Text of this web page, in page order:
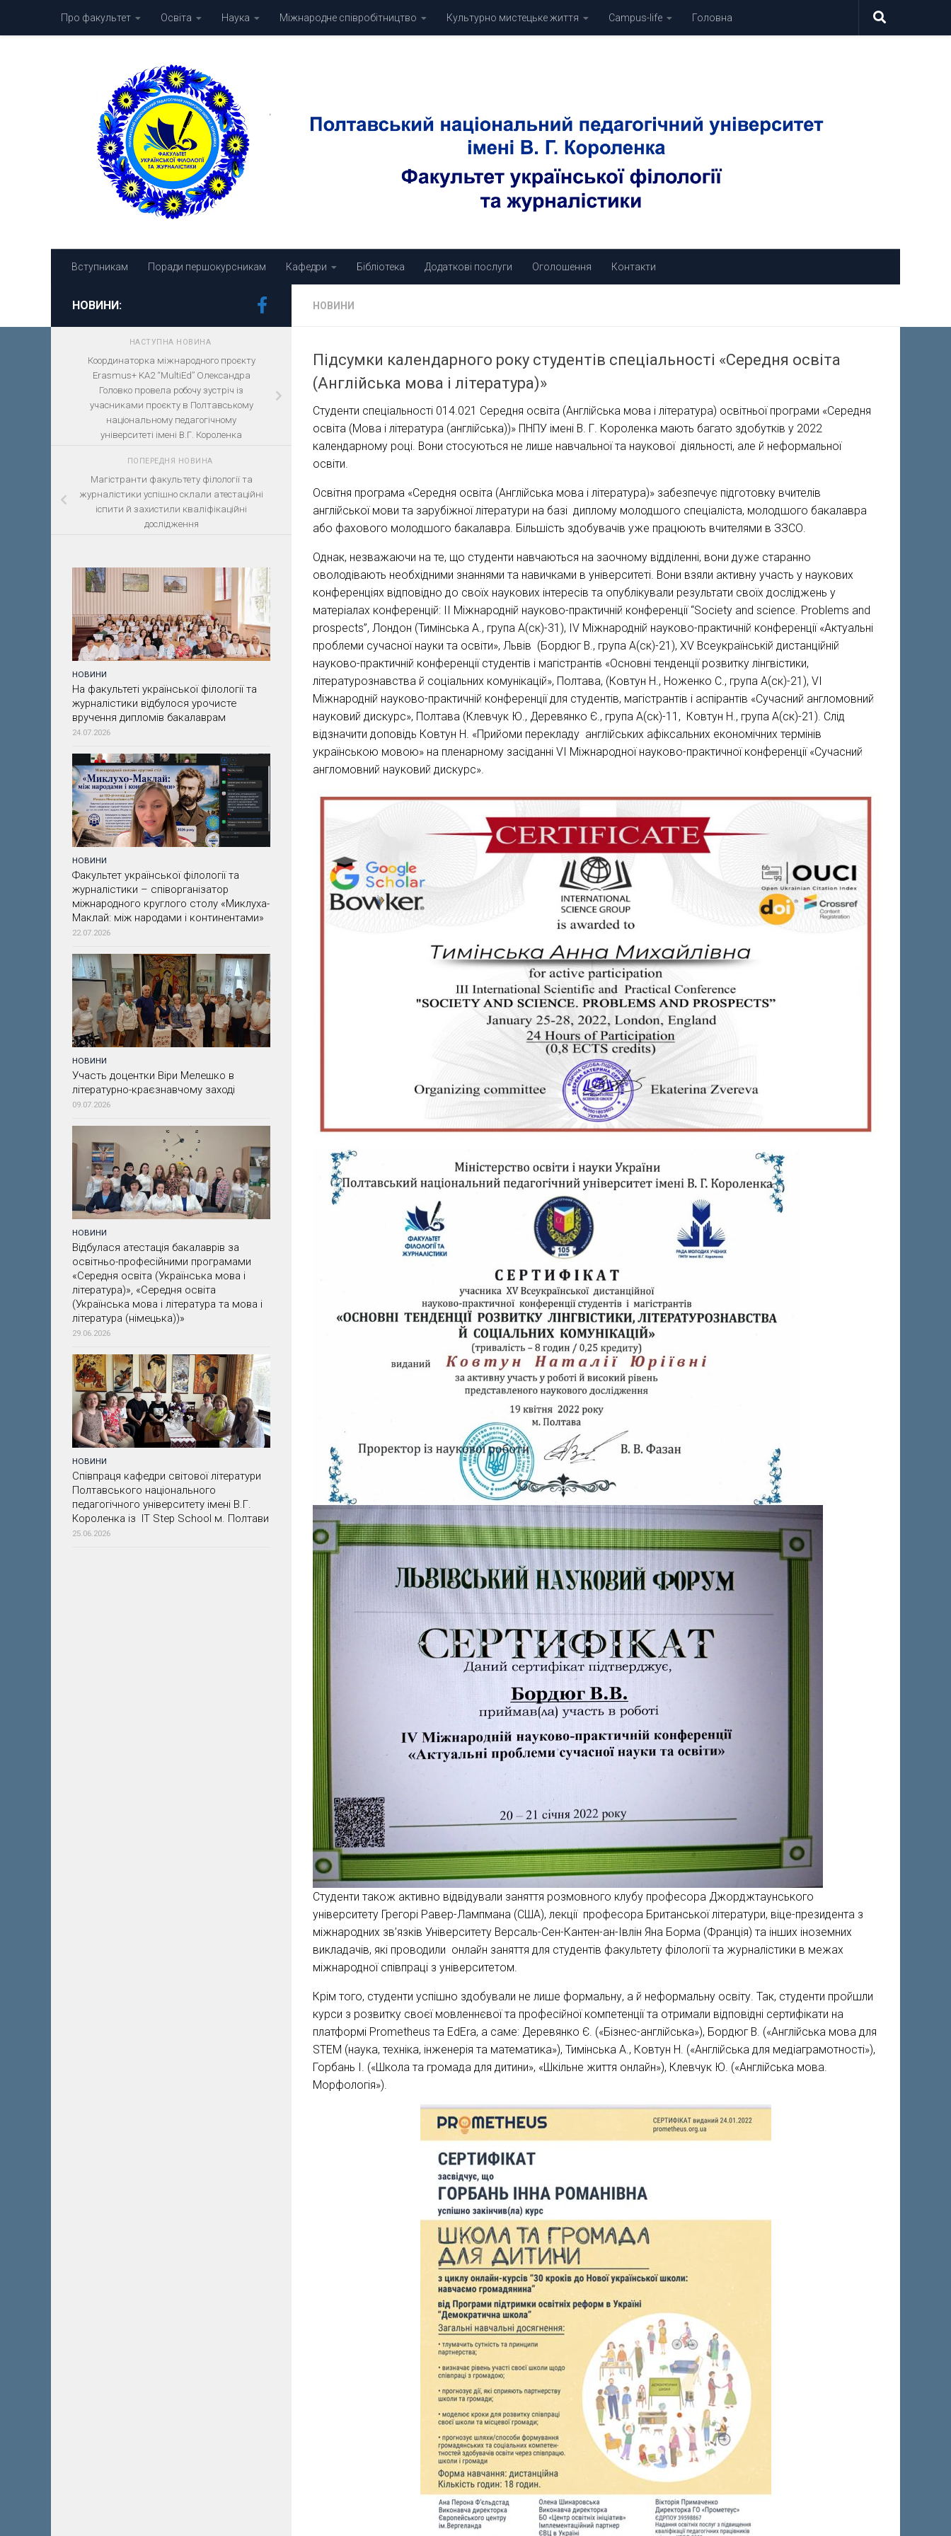
Skip to contentПро факультет Освіта Наука Міжнародне співробітництво Культурно мистецьке життя Campus-life Головна
Вступникам Поради першокурсникам Кафедри Бібліотека Додаткові послуги Оголошення Контакти
НОВИНИ
Підсумки календарного року студентів спеціальності «Середня освіта
(Англійська мова і література)»
Студенти спеціальності 014.021 Середня освіта (Англійська мова і література) освітньої програми «Середня
освіта (Мова і література (англійська))» ПНПУ імені В. Г. Короленка мають багато здобутків у 2022
календарному році. Вони стосуються не лише навчальної та наукової діяльності, але й неформальної
освіти.
Освітня програма «Середня освіта (Англійська мова і література)» забезпечує підготовку вчителів
англійської мови та зарубіжної літератури на базі диплому молодшого спеціаліста, молодшого бакалавра
або фахового молодшого бакалавра. Більшість здобувачів уже працюють вчителями в ЗЗСО.
Однак, незважаючи на те, що студенти навчаються на заочному відділенні, вони дуже старанно
оволодівають необхідними знаннями та навичками в університеті. Вони взяли активну участь у наукових
конференціях відповідно до своїх наукових інтересів та опублікували результати своїх досліджень у
матеріалах конференцій: II Міжнародній науково-практичній конференції “Society and science. Problems and
prospects”, Лондон (Тимінська А., група А(ск)-31), IV Міжнародній науково-практичній конференції «Актуальні
проблеми сучасної науки та освіти», Львів (Бордюг В., група А(ск)-21), ХV Всеукраїнській дистанційній
науково-практичній конференції студентів і магістрантів «Основні тенденції розвитку лінгвістики,
літературознавства й соціальних комунікацій», Полтава, (Ковтун Н., Ноженко С., група А(ск)-21), VІ
Міжнародній науково-практичній конференції для студентів, магістрантів і аспірантів «Сучасний англомовний
науковий дискурс», Полтава (Клевчук Ю., Деревянко Є., група А(ск)-11, Ковтун Н., група А(ск)-21). Слід
відзначити доповідь Ковтун Н. «Прийоми перекладу англійських афіксальних економічних термінів
українською мовою» на пленарному засіданні VІ Міжнародної науково-практичної конференції «Сучасний
англомовний науковий дискурс».
Студенти також активно відвідували заняття розмовного клубу професора Джорджтаунського
університету Грегорі Равер-Лампмана (США), лекції професора Британської літератури, віце-президента з
міжнародних зв’язків Університету Версаль-Сен-Кантен-ан-Івлін Яна Борма (Франція) та інших іноземних
викладачів, які проводили онлайн заняття для студентів факультету філології та журналістики в межах
міжнародної співпраці з університетом.
Крім того, студенти успішно здобували не лише формальну, а й неформальну освіту. Так, студенти пройшли
курси з розвитку своєї мовленнєвої та професійної компетенції та отримали відповідні сертифікати на
платформі Prometheus та EdEra, а саме: Деревянко Є. («Бізнес-англійська»), Бордюг В. («Англійська мова для
STEM (наука, техніка, інженерія та математика»), Тимінська А., Ковтун Н. («Англійська для медіаграмотності»),
Горбань І. («Школа та громада для дитини», «Шкільне життя онлайн»), Клевчук Ю. («Англійська мова.
Морфологія»).
НОВИНИ:
НАСТУПНА НОВИНА
Координаторка міжнародного проєкту
Erasmus+ KA2 “MultiEd” Олександра
Головко провела робочу зустріч із
учасниками проєкту в Полтавському
національному педагогічному
університеті імені В.Г. Короленка
ПОПЕРЕДНЯ НОВИНА
Магістранти факультету філології та
журналістики успішно склали атестаційні
іспити й захистили кваліфікаційні
дослідження
НОВИНИ
На факультеті української філології та
журналістики відбулося урочисте
вручення дипломів бакалаврам
24.07.2026
НОВИНИ
Факультет української філології та
журналістики – співорганізатор
міжнародного круглого столу «Миклуха-
Маклай: між народами і континентами»
22.07.2026
НОВИНИ
Участь доцентки Віри Мелешко в
літературно-краєзнавчому заході
09.07.2026
НОВИНИ
Відбулася атестація бакалаврів за
освітньо-професійними програмами
«Середня освіта (Українська мова і
література)», «Середня освіта
(Українська мова і література та мова і
література (німецька))»
29.06.2026
НОВИНИ
Співпраця кафедри світової літератури
Полтавського національного
педагогічного університету імені В.Г.
Короленка із IT Step School м. Полтави
25.06.2026